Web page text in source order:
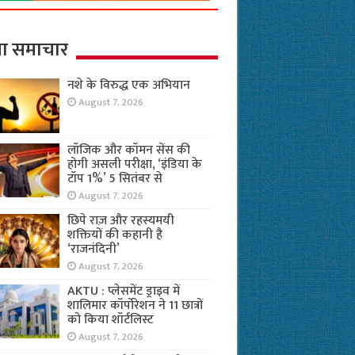
समाचार
नशे के विरुद्ध एक अभियान
August 7, 2026
लॉजिक और कॉमन सेंस की
होगी असली परीक्षा, ‘इंडिया के
टॉप 1%’ 5 सितंबर से
August 7, 2026
छिपे राज़ और रहस्यमयी
शक्तियों की कहानी है
‘राजनंदिनी’
August 7, 2026
AKTU : प्लेसमेंट ड्राइव में
शालिमार कॉर्पोरेशन ने 11 छात्रों
को किया शॉर्टलिस्ट
August 7, 2026